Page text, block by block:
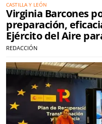
CASTILLA Y LEÓN
Virginia Barcones
preparación,
Ejército del Aire
REDACCIÓN